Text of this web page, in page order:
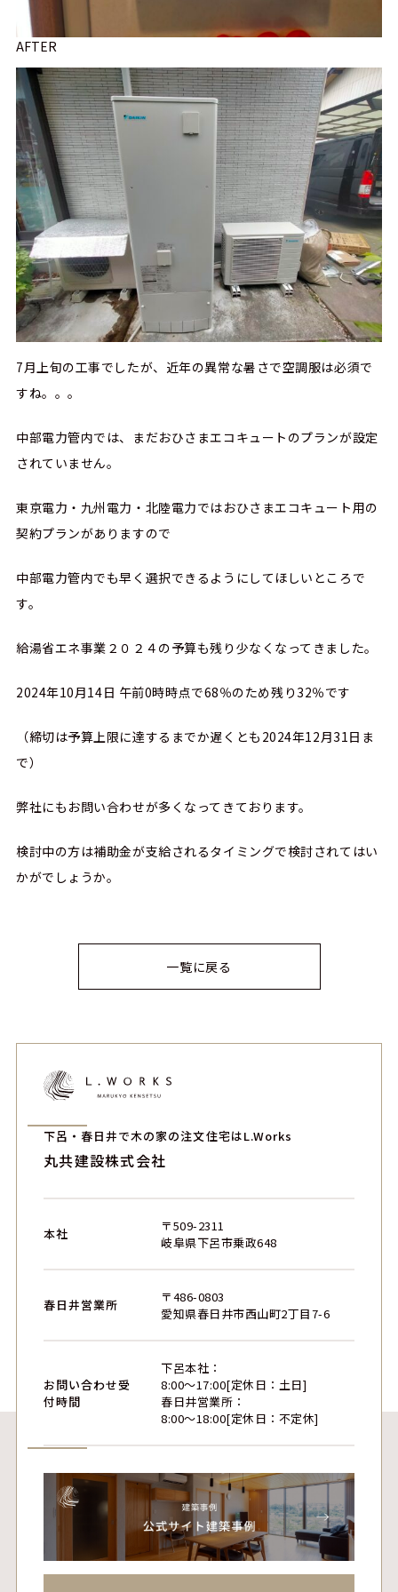
AFTER
7月上旬の工事でしたが、近年の異常な暑さで空調服は必須で
すね。。。
中部電力管内では、まだおひさまエコキュートのプランが設定
されていません。
東京電力・九州電力・北陸電力ではおひさまエコキュート用の
契約プランがありますので
中部電力管内でも早く選択できるようにしてほしいところで
す。
給湯省エネ事業２０２４の予算も残り少なくなってきました。
2024年10月14日 午前0時時点で68％のため残り32％です
（締切は予算上限に達するまでか遅くとも2024年12月31日ま
で）
弊社にもお問い合わせが多くなってきております。
検討中の方は補助金が支給されるタイミングで検討されてはい
かがでしょうか。
一覧に戻る
下呂・春日井で木の家の注文住宅はL.Works
丸共建設株式会社
本社
〒509-2311
岐阜県下呂市乗政648
春日井営業所
〒486-0803
愛知県春日井市西山町2丁目7-6
お問い合わせ受
付時間
下呂本社：
8:00〜17:00[定休日：土日]
春日井営業所：
8:00〜18:00[定休日：不定休]